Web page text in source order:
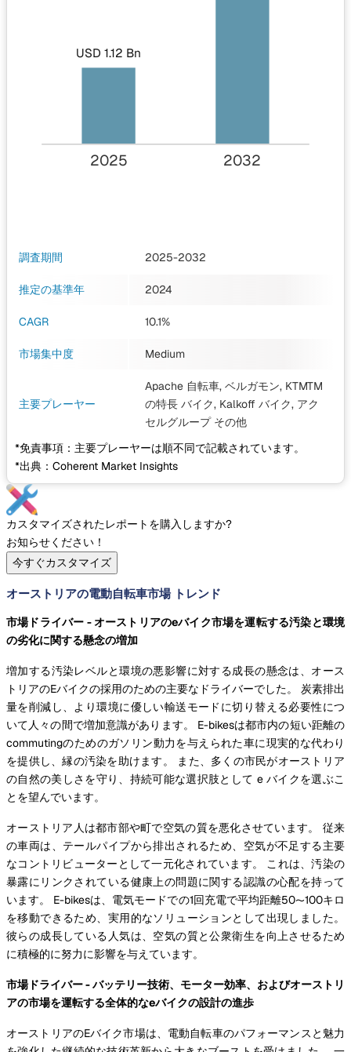
USD 1.12 Bn
2025 2032
調査期間 2025-2032
推定の基準年 2024
CAGR 10.1%
市場集中度 Medium
主要プレーヤー
Apache 自転車, ベルガモン, KTMTM
の特長 バイク, Kalkoff バイク, アク
セルグループ その他
*免責事項：主要プレーヤーは順不同で記載されています。
*出典：Coherent Market Insights
カスタマイズされたレポートを購入しますか?
お知らせください！
今すぐカスタマイズ
オーストリアの電動自転車市場 トレンド
市場ドライバー - オーストリアのeバイク市場を運転する汚染と環境
の劣化に関する懸念の増加
増加する汚染レベルと環境の悪影響に対する成長の懸念は、オース
トリアのEバイクの採用のための主要なドライバーでした。 炭素排出
量を削減し、より環境に優しい輸送モードに切り替える必要性につ
いて人々の間で増加意識があります。 E-bikesは都市内の短い距離の
commutingのためのガソリン動力を与えられた車に現実的な代わり
を提供し、縁の汚染を助けます。 また、多くの市民がオーストリア
の自然の美しさを守り、持続可能な選択肢として e バイクを選ぶこ
とを望んでいます。
オーストリア人は都市部や町で空気の質を悪化させています。 従来
の車両は、テールパイプから排出されるため、空気が不足する主要
なコントリビューターとして一元化されています。 これは、汚染の
暴露にリンクされている健康上の問題に関する認識の心配を持って
います。 E-bikesは、電気モードでの1回充電で平均距離50〜100キロ
を移動できるため、実用的なソリューションとして出現しました。
彼らの成長している人気は、空気の質と公衆衛生を向上させるため
に積極的に努力に影響を与えています。
市場ドライバー - バッテリー技術、モーター効率、およびオーストリ
アの市場を運転する全体的なeバイクの設計の進歩
オーストリアのEバイク市場は、電動自転車のパフォーマンスと魅力